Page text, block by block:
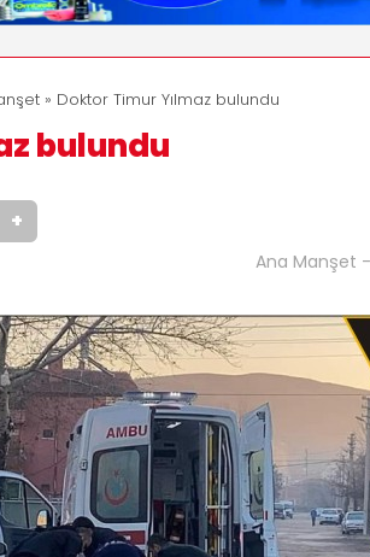
» Doktor Timur Yılmaz bulundu
bulundu
+
Ana Manşet -